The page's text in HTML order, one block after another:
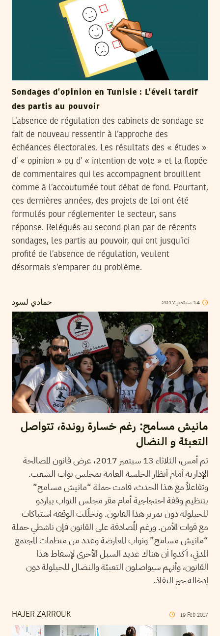
Sondages d’opinion en Tunisie : L’éveil tardif
des partis au pouvoir
L’absence de régulation des cabinets de sondage se
fait de nouveau ressentir à l’approche des
échéances électorales. Les résultats des « études »
d’ « opinion » ou d’ « intention de vote » et la flopée
de commentaires qui les accompagnent brouillent
comme à l’accoutumée tout débat de fond. Pourtant,
ces dernières années, des projets de loi ont été
formulés pour réglementer le secteur, sans
réponse. Relégués au second plan par de récents
sondages, les partis au pouvoir, qui ont jusqu’ici
profité de l’absence de régulation, veulent
désormais s’emparer du problème.
حمادي لسود 14 سبتمبر 2017
مانيش مسامح: رغم خسارة روندة، تتواصل
التعبئة و النضال
تم أمس، الثلاثاء 13 سبتمبر 2017، عرض قانون المصالحة
الإدارية أمام أنظار الجلسة العامة بمجلس نواب الشعب.
وتفاعلاً مع هذا الحدث، قامت حملة “مانيش مسامح”
بتنظيم وقفة احتجاجية أمام مقر مجلس النواب بباردو
للحيلولة دون تمرير هذا القانون. وتخلّلت الوقفة اشتباكات
مع قوات الأمن. ورغم المُصادقة على القانون فإن ناشطي حملة
“مانيش مسامح” ونواب المعارضة وعدد من منظمات المجتمع
المدني، أكدوا أن هناك عديد السبل الأخرى لإسقاط هذا
القانون، وأنهم سيواصلون التعبئة والنضال للحيلولة دون
إدخاله حيز النفاذ.
HAJER ZARROUK 19 Feb 2017